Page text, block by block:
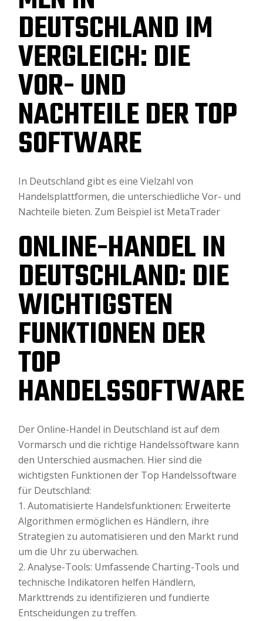
DEUTSCHLAND IM
VERGLEICH: DIE
VOR- UND
NACHTEILE DER TOP
SOFTWARE
In Deutschland gibt es eine Vielzahl von
Handelsplattformen, die unterschiedliche Vor- und
Nachteile bieten. Zum Beispiel ist MetaTrader
ONLINE-HANDEL IN
DEUTSCHLAND: DIE
WICHTIGSTEN
FUNKTIONEN DER
TOP
HANDELSSOFTWARE
Der Online-Handel in Deutschland ist auf dem
Vormarsch und die richtige Handelssoftware kann
den Unterschied ausmachen. Hier sind die
wichtigsten Funktionen der Top Handelssoftware
für Deutschland:
1. Automatisierte Handelsfunktionen: Erweiterte
Algorithmen ermöglichen es Händlern, ihre
Strategien zu automatisieren und den Markt rund
um die Uhr zu überwachen.
2. Analyse-Tools: Umfassende Charting-Tools und
technische Indikatoren helfen Händlern,
Markttrends zu identifizieren und fundierte
Entscheidungen zu treffen.